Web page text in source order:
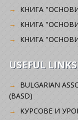
КНИГА
КНИГА
КНИГА
USEFUL LINKS
BULGARIAN
(BASD)
KУРСОВЕ И